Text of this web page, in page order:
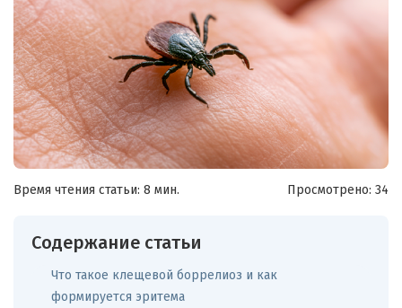
Время чтения статьи: 8 мин. Просмотрено: 34
Содержание статьи
Что такое клещевой боррелиоз и как
формируется эритема
Я согласен наобработку моих персональных данных